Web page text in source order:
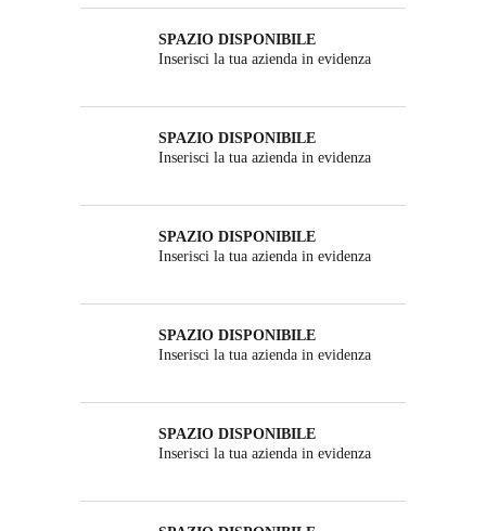
SPAZIO DISPONIBILE
Inserisci la tua azienda in evidenza
SPAZIO DISPONIBILE
Inserisci la tua azienda in evidenza
SPAZIO DISPONIBILE
Inserisci la tua azienda in evidenza
SPAZIO DISPONIBILE
Inserisci la tua azienda in evidenza
SPAZIO DISPONIBILE
Inserisci la tua azienda in evidenza